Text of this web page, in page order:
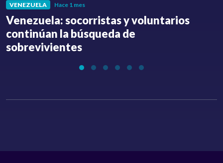
VENEZUELA Hace 1 mes
Venezuela: socorristas y voluntarios
continúan la búsqueda de
sobrevivientes